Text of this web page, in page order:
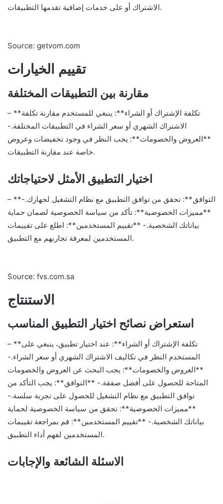
الاشتراك أو على خدمات إضافية تقدمها التطبيقات.
Source: getvom.com
تقييم الخيارات
مقارنة بين التطبيقات المختلفة
– **تكلفة الإشتراك أو الشراء**: ينبغي للمستخدم مقارنة تكلفة
الاشتراك الشهري أو سعر الشراء في التطبيقات المختلفة.-
**العروض والخصومات**: يجب النظر في وجود تخفيضات وعروض
خاصة عند مقارنة التطبيقات.
اختيار التطبيق الأمثل لاحتياجاتك
– **التوافق**: تحقق من توافق التطبيق مع نظام التشغيل لجهازك.-
**مميزات الخصوصية**: تأكد من سياسة الخصوصية لضمان حماية
بياناتك الشخصية.- **تقييم المستخدمين**: اطلع على تقييمات
المستخدمين لمعرفة تجاربهم مع التطبيق.
Source: fvs.com.sa
الاستنتاج
استعراض نصائح اختيار التطبيق المناسب
– **تكلفة الإشتراك أو الشراء**: عند اختيار تطبيق، ينبغي على
المستخدم النظر في تكاليف الاشتراك الشهري أو سعر الشراء.-
**العروض والخصومات**: يجب البحث عن العروض والخصومات
المتاحة للحصول على أفضل صفقة.- **التوافق**: يجب التأكد من
توافق التطبيق مع نظام التشغيل للحصول على تجربة سلسة.-
**مميزات الخصوصية**: تحقق من سياسة الخصوصية لحماية
بياناتك الشخصية.- **تقييم المستخدمين**: قم بمراجعة تقييمات
المستخدمين لفهم أداء التطبيق.
الاسئلة الشائعة والإجابات